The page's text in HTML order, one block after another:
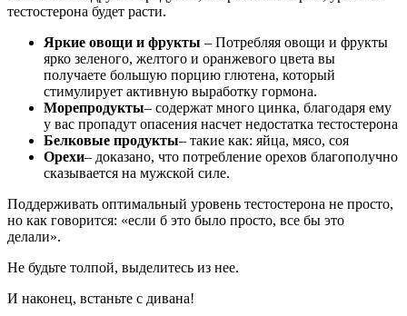
тестостерона будет расти.
Яркие овощи и фрукты – Потребляя овощи и фрукты
ярко зеленого, желтого и оранжевого цвета вы
получаете большую порцию глютена, который
стимулирует активную выработку гормона.
Морепродукты– содержат много цинка, благодаря ему
у вас пропадут опасения насчет недостатка тестостерона
Белковые продукты– такие как: яйца, мясо, соя
Орехи– доказано, что потребление орехов благополучно
сказывается на мужской силе.
Поддерживать оптимальный уровень тестостерона не просто,
но как говорится: «если б это было просто, все бы это
делали».
Не будьте толпой, выделитесь из нее.
И наконец, встаньте с дивана!